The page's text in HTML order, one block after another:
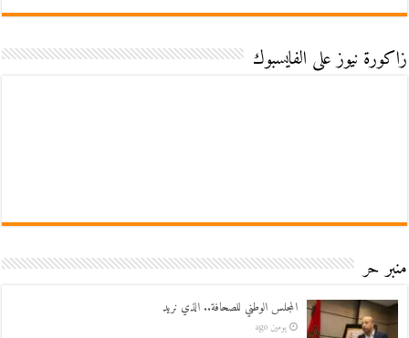
زاكورة نيوز على الفايسبوك
منبر حر
المجلس الوطني للصحافة.. الذي نريد
يومين ago